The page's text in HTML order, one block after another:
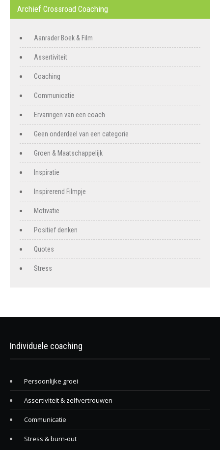
Archief Crossroad Coaching
Aanrader Boek & Film
Assertiviteit
Coaching
Communicatie
Ervaringen van een coach
Geen onderdeel van een categorie
Groen & Maatschappelijk
Inspiratie
Inspirerend Filmpje
Motivatie
Positief denken
Quotes
Stress
Individuele coaching
Persoonlijke groei
Assertiviteit & zelfvertrouwen
Communicatie
Stress & burn-out